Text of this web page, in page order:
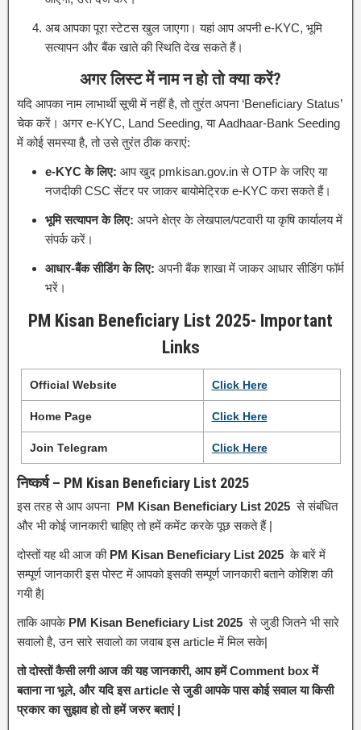
अब आपका पूरा स्टेटस खुल जाएगा। यहां आप अपनी e-KYC, भूमि
सत्यापन और बैंक खाते की स्थिति देख सकते हैं।
अगर लिस्ट में नाम न हो तो क्या करें?
यदि आपका नाम लाभार्थी सूची में नहीं है, तो तुरंत अपना ‘Beneficiary Status’
चेक करें। अगर e-KYC, Land Seeding, या Aadhaar-Bank Seeding
में कोई समस्या है, तो उसे तुरंत ठीक कराएं:
e-KYC के लिए: आप खुद pmkisan.gov.in से OTP के जरिए या
नजदीकी CSC सेंटर पर जाकर बायोमेट्रिक e-KYC करा सकते हैं।
भूमि सत्यापन के लिए: अपने क्षेत्र के लेखपाल/पटवारी या कृषि कार्यालय में
संपर्क करें।
आधार-बैंक सीडिंग के लिए: अपनी बैंक शाखा में जाकर आधार सीडिंग फॉर्म
भरें।
PM Kisan Beneficiary List 2025- Important
Links
Official Website Click Here
Home Page Click Here
Join Telegram Click Here
निष्कर्ष – PM Kisan Beneficiary List 2025
इस तरह से आप अपना PM Kisan Beneficiary List 2025से संबंधित
और भी कोई जानकारी चाहिए तो हमें कमेंट करके पूछ सकते हैं |
दोस्तों यह थी आज की PM Kisan Beneficiary List 2025के बारें में
सम्पूर्ण जानकारी इस पोस्ट में आपको इसकी सम्पूर्ण जानकारी बताने कोशिश की
गयी है|
ताकि आपकेPM Kisan Beneficiary List 2025से जुडी जितने भी सारे
सवालो है, उन सारे सवालो का जवाब इस article में मिल सके|
तो दोस्तों कैसी लगी आज की यह जानकारी, आप हमें Comment box में
बताना ना भूले, और यदि इस article से जुडी आपके पास कोई सवाल या किसी
प्रकार का सुझाव हो तो हमें जरुर बताएं |